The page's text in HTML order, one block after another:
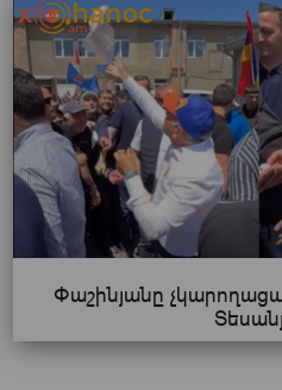
Փաշինյանը